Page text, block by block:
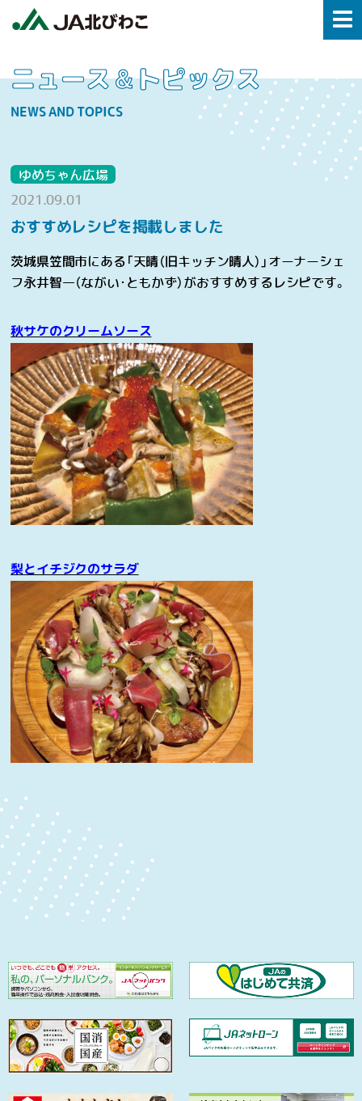
ニュース＆トピックス
NEWS AND TOPICS
ゆめちゃん広場
2021.09.01
おすすめレシピを掲載しました
茨城県笠間市にある「天晴（旧キッチン晴人）」オーナーシェ
フ永井智一（ながい･ともかず）がおすすめするレシピです。
秋サケのクリームソース
梨とイチジクのサラダ